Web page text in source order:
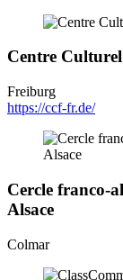
Centre
Freiburg
https://ccf-fr.de/
Cercle franco-
Alsace
Colmar